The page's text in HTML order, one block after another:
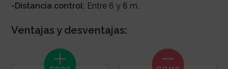
-Distancia control: Entre 6 y 8 m.
Ventajas y desventajas: